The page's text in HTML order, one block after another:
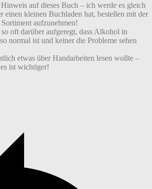
auf dieses Buch – ich werde es gleich
einen kleinen Buchladen hat, bestellen mit der
aufzunehmen!
oft darüber aufgeregt, dass Alkohol in
normal ist und keiner die Probleme sehen
etwas über Handarbeiten lesen wollte –
ist wichtiger!